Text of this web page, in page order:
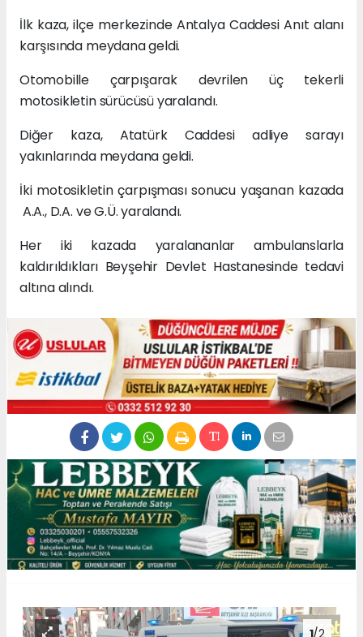
İlk kaza, ilçe merkezinde Antalya Caddesi Anıt alanı
karşısında meydana geldi.
Otomobille çarpışarak devrilen üç tekerli
motosikletin sürücüsü yaralandı.
Diğer kaza, Atatürk Caddesi adliye sarayı
yakınlarında meydana geldi.
İki motosikletin çarpışması sonucu yaşanan kazada
A.A., D.A. ve G.Ü. yaralandı.
Her iki kazada yaralananlar ambulanslarla
kaldırıldıkları Beyşehir Devlet Hastanesinde tedavi
altına alındı.
1/2